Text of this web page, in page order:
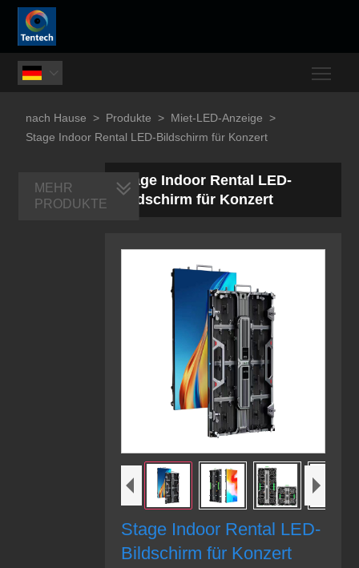

nach Hause > Produkte > Miet-LED-Anzeige >
Stage Indoor Rental LED-Bildschirm für Konzert
Stage Indoor Rental LED-
Bildschirm für Konzert
Stage Indoor Rental LED-
Bildschirm für Konzert
MEHR
PRODUKTE